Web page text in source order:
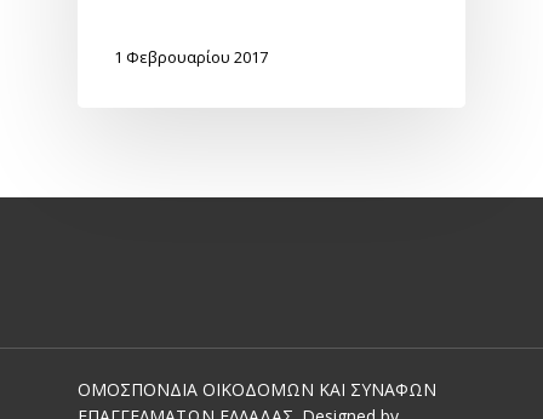
1 Φεβρουαρίου 2017
ΟΜΟΣΠΟΝΔΙΑ ΟΙΚΟΔΟΜΩΝ ΚΑΙ ΣΥΝΑΦΩΝ